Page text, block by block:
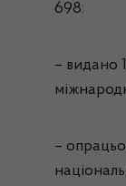
698:
– видано
–